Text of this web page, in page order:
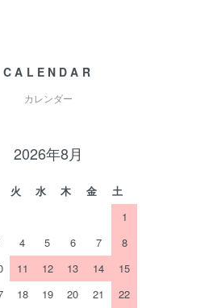
CALENDAR
カレンダー
2026年8月
火 水 木 金
土
1
4 5 6 7
8
11 12 13 14
15
18 19 20 21
22